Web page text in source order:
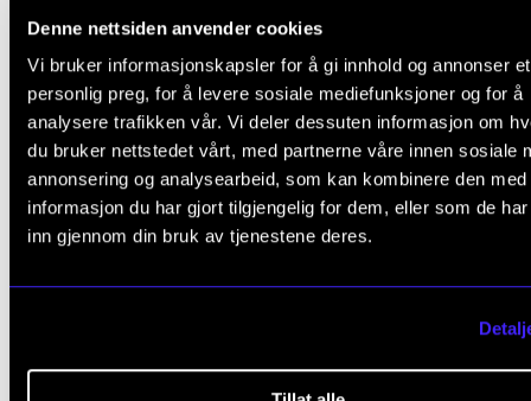
Denne nettsiden anvender cookies
Vi bruker informasjonskapsler for å gi innhold og annonser et
personlig preg, for å levere sosiale mediefunksjoner og for å
analysere trafikken vår. Vi deler dessuten informasjon om
du bruker nettstedet vårt, med partnerne våre innen sosiale
annonsering og analysearbeid, som kan kombinere den med
informasjon du har gjort tilgjengelig for dem, eller som de
inn gjennom din bruk av tjenestene deres.
For ansatte og studenter
HISTORIE